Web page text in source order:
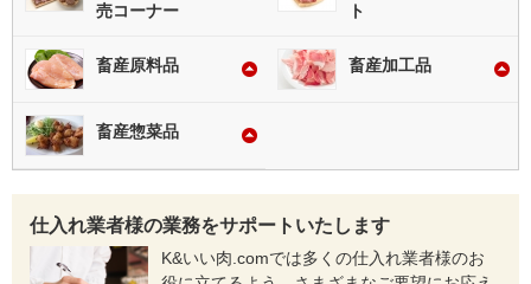
売コーナー
ト
畜産原料品 畜産加工品
畜産惣菜品
仕入れ業者様の業務をサポートいたします
K&いい肉.comでは多くの仕入れ業者様のお